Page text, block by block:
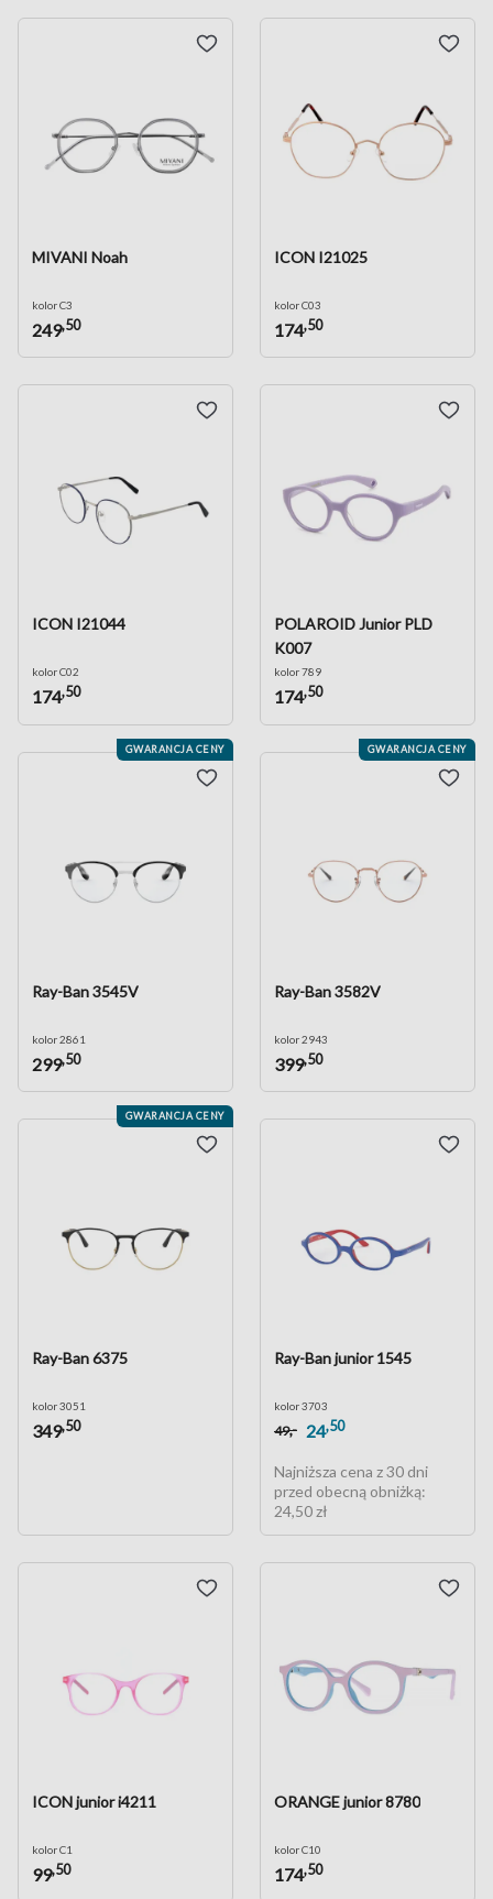
MIVANI Noah
kolor C3
249,50
ICON I21025
kolor C03
174,50
ICON I21044
kolor C02
174,50
POLAROID Junior PLD
K007
kolor 789
174,50
GWARANCJA CENY
Ray-Ban 3545V
kolor 2861
299,50
GWARANCJA CENY
Ray-Ban 3582V
kolor 2943
399,50
GWARANCJA CENY
Ray-Ban 6375
kolor 3051
349,50
Ray-Ban junior 1545
kolor 3703
49,- 24,50
Najniższa cena z 30 dni
przed obecną obniżką:
24,50 zł
ICON junior i4211
kolor C1
99,50
ORANGE junior 8780
kolor C10
174,50